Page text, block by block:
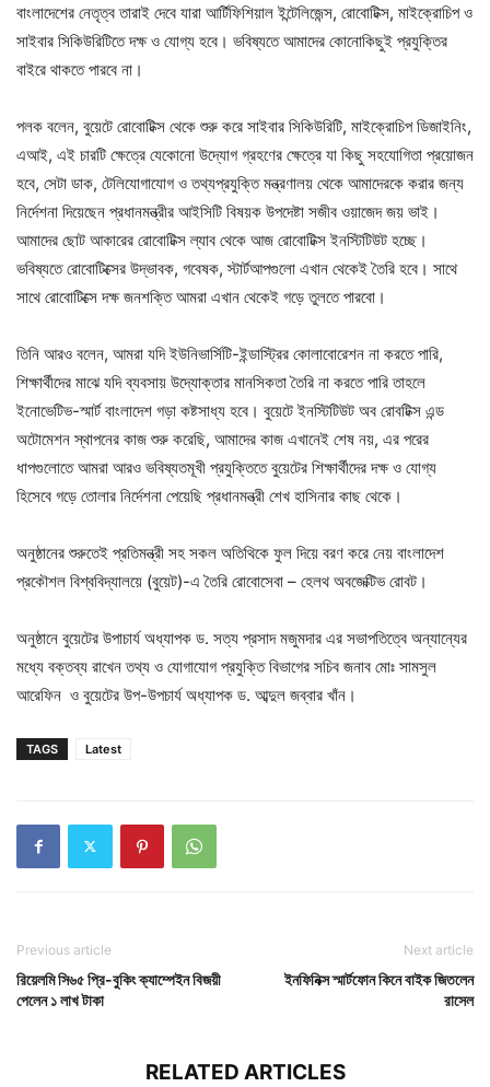
বাংলাদেশের নেতৃত্ব তারাই দেবে যারা আর্টিফিশিয়াল ইন্টেলিজেন্স, রোবোটিক্স, মাইক্রোচিপ ও
সাইবার সিকিউরিটিতে দক্ষ ও যোগ্য হবে। ভবিষ্যতে আমাদের কোনোকিছুই প্রযুক্তির
বাইরে থাকতে পারবে না।
পলক বলেন, বুয়েটে রোবোটিক্স থেকে শুরু করে সাইবার সিকিউরিটি, মাইক্রোচিপ ডিজাইনিং,
এআই, এই চারটি ক্ষেত্রে যেকোনো উদ্যোগ গ্রহণের ক্ষেত্রে যা কিছু সহযোগিতা প্রয়োজন
হবে, সেটা ডাক, টেলিযোগাযোগ ও তথ্যপ্রযুক্তি মন্ত্রণালয় থেকে আমাদেরকে করার জন্য
নির্দেশনা দিয়েছেন প্রধানমন্ত্রীর আইসিটি বিষয়ক উপদেষ্টা সজীব ওয়াজেদ জয় ভাই।
আমাদের ছোট আকারের রোবোটিক্স ল্যাব থেকে আজ রোবোটিক্স ইনস্টিটিউট হচ্ছে।
ভবিষ্যতে রোবোটিক্সের উদ্ভাবক, গবেষক, স্টার্টআপগুলো এখান থেকেই তৈরি হবে। সাথে
সাথে রোবোটিক্সে দক্ষ জনশক্তি আমরা এখান থেকেই গড়ে তুলতে পারবো।
তিনি আরও বলেন, আমরা যদি ইউনিভার্সিটি-ইন্ডাস্ট্রির কোলাবোরেশন না করতে পারি,
শিক্ষার্থীদের মাঝে যদি ব্যবসায় উদ্যোক্তার মানসিকতা তৈরি না করতে পারি তাহলে
ইনোভেটিভ-স্মার্ট বাংলাদেশ গড়া কষ্টসাধ্য হবে। বুয়েটে ইনস্টিটিউট অব রোবটিক্স এন্ড
অটোমেশন স্থাপনের কাজ শুরু করেছি, আমাদের কাজ এখানেই শেষ নয়, এর পরের
ধাপগুলোতে আমরা আরও ভবিষ্যতমূখী প্রযুক্তিতে বুয়েটের শিক্ষার্থীদের দক্ষ ও যোগ্য
হিসেবে গড়ে তোলার নির্দেশনা পেয়েছি প্রধানমন্ত্রী শেখ হাসিনার কাছ থেকে।
অনুষ্ঠানের শুরুতেই প্রতিমন্ত্রী সহ সকল অতিথিকে ফুল দিয়ে বরণ করে নেয় বাংলাদেশ
প্রকৌশল বিশ্ববিদ্যালয়ে (বুয়েট)-এ তৈরি রোবোসেবা – হেলথ অবজেক্টিভ রোবট।
অনুষ্ঠানে বুয়েটের উপাচার্য অধ্যাপক ড. সত্য প্রসাদ মজুমদার এর সভাপতিত্বে অন্যান্যের
মধ্যে বক্তব্য রাখেন তথ্য ও যোগাযোগ প্রযুক্তি বিভাগের সচিব জনাব মোঃ সামসুল
আরেফিন ও বুয়েটের উপ-উপচার্য অধ্যাপক ড. আব্দুল জব্বার খাঁন।
TAGS Latest
Previous article
রিয়েলমি সি৬৫ প্রি-বুকিং ক্যাম্পেইন বিজয়ী
পেলেন ১ লাখ টাকা
Next article
ইনফিনিক্স স্মার্টফোন কিনে বাইক জিতলেন
রাসেল
RELATED ARTICLES